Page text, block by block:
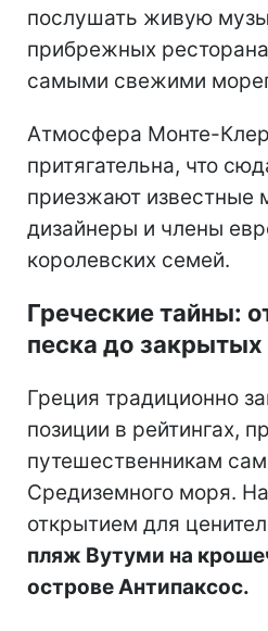
послушать живую
прибрежных
самыми свежими
Атмосфера Монте-
притягательна, что
приезжают известные
дизайнеры и члены
королевских семей.
Греческие тайны:
песка до закрытых
Греция традиционно
позиции в рейтингах,
путешественникам
Средиземного моря.
открытием для
пляж Вутуми на
острове Антипаксос.